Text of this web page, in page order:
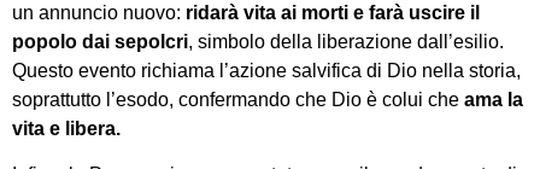
un annuncio nuovo: ridarà vita ai morti e farà uscire il
popolo dai sepolcri, simbolo della liberazione dall’esilio.
Questo evento richiama l’azione salvifica di Dio nella storia,
soprattutto l’esodo, confermando che Dio è colui che ama la
vita e libera.